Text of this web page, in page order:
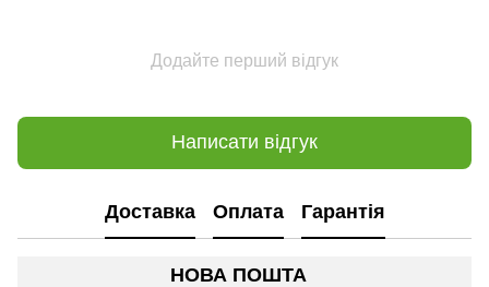
Додайте перший відгук
Написати відгук
Доставка Оплата Гарантія
НОВА ПОШТА